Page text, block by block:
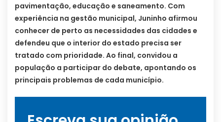
pavimentação, educação e saneamento. Com
experiência na gestão municipal, Juninho afirmou
conhecer de perto as necessidades das cidades e
defendeu que o interior do estado precisa ser
tratado com prioridade. Ao final, convidou a
população a participar do debate, apontando os
principais problemas de cada município.